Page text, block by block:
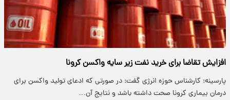
افزایش تقاضا برای خرید نفت زیر سایه واکسن کرونا
پارسینه: کارشناس حوزه انرژی گفت: در صورتی که ادعای تولید واکسن برای
درمان بیماری کرونا صحت داشته باشد و نتایج آن…